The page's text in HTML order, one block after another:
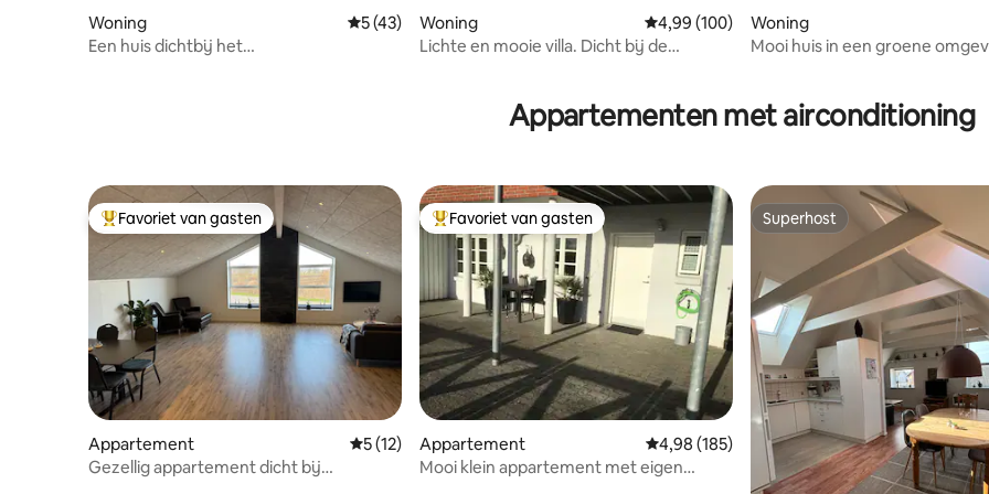
Woning Gemiddelde beoordeling van 5 op 5, 43 recensies
5 (43)
Een huis dichtbij het
Woning Gemiddelde beoordeling van 4,99 op 5, 100
4,99 (100)
Lichte en mooie villa. Dicht bij de
Woning
Mooi huis in een groene
Appartementen met airconditioning
Topfavoriet van gasten
Favoriet van gasten
Appartement Gemiddelde beoordeling van 5 op 5, 12 recensies
5 (12)
Gezellig appartement dicht bij
Topfavoriet van gasten
Favoriet van gasten
Appartement Gemiddelde beoordeling van 4,98 op 5, 185
4,98 (185)
Mooi klein appartement met eigen
Superhost
Superhost